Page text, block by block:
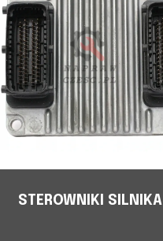
STEROWNIKI SILNIKA